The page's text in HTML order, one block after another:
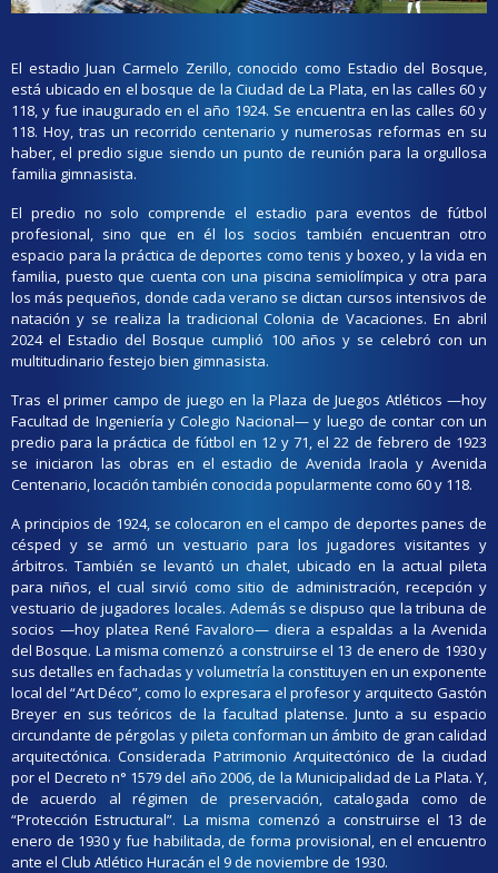
El estadio Juan Carmelo Zerillo, conocido como Estadio del Bosque,
está ubicado en el bosque de la Ciudad de La Plata, en las calles 60 y
118, y fue inaugurado en el año 1924. Se encuentra en las calles 60 y
118. Hoy, tras un recorrido centenario y numerosas reformas en su
haber, el predio sigue siendo un punto de reunión para la orgullosa
familia gimnasista.
El predio no solo comprende el estadio para eventos de fútbol
profesional, sino que en él los socios también encuentran otro
espacio para la práctica de deportes como tenis y boxeo, y la vida en
familia, puesto que cuenta con una piscina semiolímpica y otra para
los más pequeños, donde cada verano se dictan cursos intensivos de
natación y se realiza la tradicional Colonia de Vacaciones. En abril
2024 el Estadio del Bosque cumplió 100 años y se celebró con un
multitudinario festejo bien gimnasista.
Tras el primer campo de juego en la Plaza de Juegos Atléticos —hoy
Facultad de Ingeniería y Colegio Nacional— y luego de contar con un
predio para la práctica de fútbol en 12 y 71, el 22 de febrero de 1923
se iniciaron las obras en el estadio de Avenida Iraola y Avenida
Centenario, locación también conocida popularmente como 60 y 118.
A principios de 1924, se colocaron en el campo de deportes panes de
césped y se armó un vestuario para los jugadores visitantes y
árbitros. También se levantó un chalet, ubicado en la actual pileta
para niños, el cual sirvió como sitio de administración, recepción y
vestuario de jugadores locales. Además se dispuso que la tribuna de
socios —hoy platea René Favaloro— diera a espaldas a la Avenida
del Bosque. La misma comenzó a construirse el 13 de enero de 1930 y
sus detalles en fachadas y volumetría la constituyen en un exponente
local del “Art Déco”, como lo expresara el profesor y arquitecto Gastón
Breyer en sus teóricos de la facultad platense. Junto a su espacio
circundante de pérgolas y pileta conforman un ámbito de gran calidad
arquitectónica. Considerada Patrimonio Arquitectónico de la ciudad
por el Decreto n° 1579 del año 2006, de la Municipalidad de La Plata. Y,
de acuerdo al régimen de preservación, catalogada como de
“Protección Estructural”. La misma comenzó a construirse el 13 de
enero de 1930 y fue habilitada, de forma provisional, en el encuentro
ante el Club Atlético Huracán el 9 de noviembre de 1930.